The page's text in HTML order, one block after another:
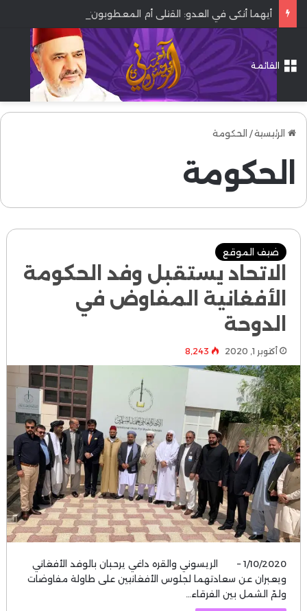
أيهما أنكى في العدو: القتلى أم المعطوبون؟
القائمة
الرئيسية/ الحكومة
الحكومة
ضيف الموقع
الاتحاد يستقبل وفد الحكومة
الأفغانية المفاوض في
الدوحة
أكتوبر 1, 2020 8٬243
1/10/2020 – الريسوني والقره داغي يرحبان بالوفد الأفغاني
ويعبران عن سعادتهما لجلوس الأفغانيين على طاولة مفاوضات
ولمّ الشمل بين الفرقاء…